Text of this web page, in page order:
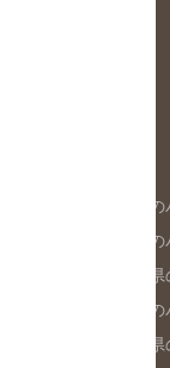
福島県
東京都
岐阜
奈良県
島根